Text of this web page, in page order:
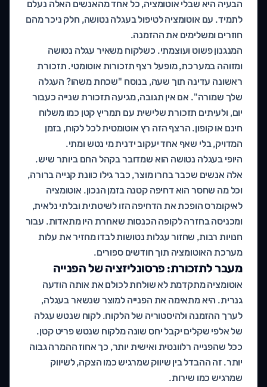
הבעיה היא שבלי אוטומציה, כל אחד מהאנשים האלה נעלם
לתמיד. עם אוטומציה לטיפול בעגלה נטושה, חלק ניכר מהם
חוזרים ומשלימים את ההזמנה.
המנגנון פשוט ועוצמתי. כשלקוח משאיר עגלה נטושה
ומזוהה במערכת, מופעל רצף תזכורות אוטומטי. תזכורת
ראשונה עדינה תוך שעה, בנוסח "שכחת משהו? העגלה
שלך שמורה". אם אין תגובה, מגיעה תזכורת שנייה כעבור
יום, ולעיתים תזכורת שלישית עם תמריץ קטן כמו משלוח
חינם או קופון. הרצף הזה רץ אוטומטית לכל לקוח, בזמן
המדויק, בלי שאף אחד יעקוב ידנית מי נטש ומתי.
היופי בעגלה נטושה הוא שמדובר בקהל החם ביותר שיש.
אלה אנשים שכבר בחרו מוצר, כבר גילו כוונת קנייה ברורה,
וכל מה שחסר הוא דחיפה קטנה בזמן הנכון. אוטומציה
לאיקומרס הופכת את הדחיפה הזו לשיטתית ובלתי נלאית,
ומכניסה בחזרה לקופה הכנסות שאחרת היו מתאדות. עבור
חנויות רבות, שחזור עגלות נטושות לבדו מחזיר את עלות
מערכת האוטומציה תוך חודשים ספורים.
מעבר לתזכורת: פרסונליזציה של הפנייה
אוטומציה מתקדמת לא שולחת לכולם את אותה הודעה
גנרית. היא מתאימה את הפנייה למוצר שנשאר בעגלה,
לערך ההזמנה ולהיסטוריה של הלקוח. לקוח שנטש עגלה
של אלפי שקלים יקבל יחס שונה מלקוח שנטש פריט קטן.
ככל שהפנייה רלוונטית ואישית יותר, כך אחוז ההמרה גבוה
יותר. זה ההבדל בין שיווק שמרגיש כמו הצקה, לשיווק
שמרגיש כמו שירות.